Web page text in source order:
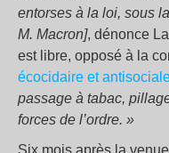
entorses à la loi, sous
M. Macron], dénonce
est libre, opposé à la
écocidaire et
passage à tabac,
forces de l’ordre. »
Six mois après la